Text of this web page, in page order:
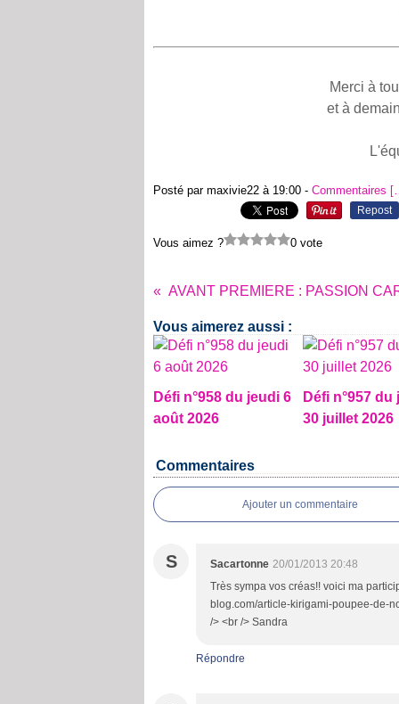
Merci à
et à
Posté par maxivie22 à 19:00 - Commentaires [
Repost
Vous aimez ? 0 vote
Vous aimerez aussi :
Défi n°958 du jeudi 6
août 2026
Défi n°957 du
30 juillet 2026
Commentaires
Ajouter un commentaire
S Sacartonne 20/01/2013 20:48
Très sympa vos créas!! voici ma
blog.com/article-kirigami-poupee-de-
/> <br /> Sandra
Répondre